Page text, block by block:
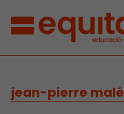
jean-pierre malé